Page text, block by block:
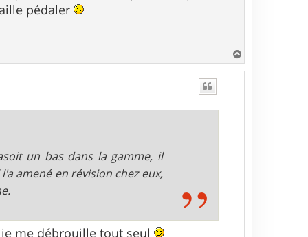
pédaler
a
un bas dans la gamme, il
amené en révision chez eux,
je me débrouille tout seul